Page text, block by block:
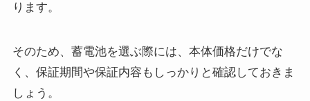
ります。
そのため、蓄電池を選ぶ際には、本体価格だけでな
く、保証期間や保証内容もしっかりと確認しておきま
しょう。